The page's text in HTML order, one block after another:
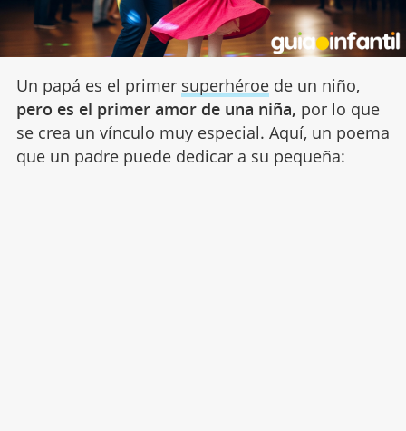
Un papá es el primer superhéroede un niño,
pero es el primer amor de una niña, por lo que
se crea un vínculo muy especial. Aquí, un poema
que un padre puede dedicar a su pequeña: